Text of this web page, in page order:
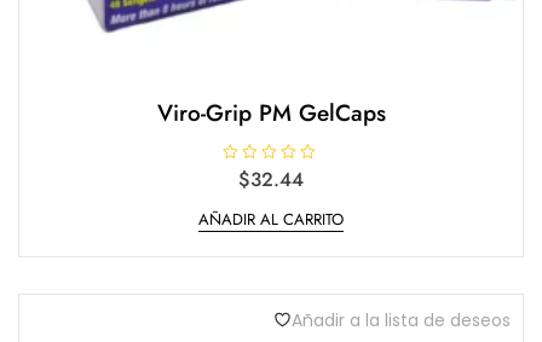
Viro-Grip PM GelCaps
o
r
d
$32.44
AÑADIR AL CARRITO
Añadir a la lista de deseos